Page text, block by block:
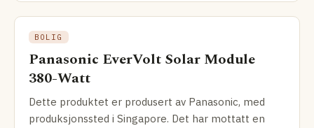
BOLIG
Panasonic EverVolt Solar Module
380-Watt
Dette produktet er produsert av Panasonic, med
produksjonssted i Singapore. Det har mottatt en